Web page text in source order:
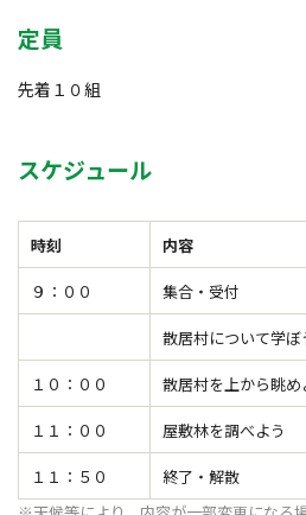
定員
先着１０組
スケジュール
時刻 内容
９：００ 集合・受付
散居村について学ぼ
１０：００ 散居村を上から眺め
１１：００ 屋敷林を調べよう
１１：５０ 終了・解散